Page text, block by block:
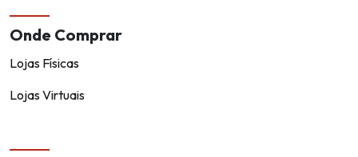
Onde Comprar
Lojas Físicas
Lojas Virtuais